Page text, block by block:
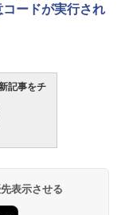
ードが実行され
記事をチ
表示させる